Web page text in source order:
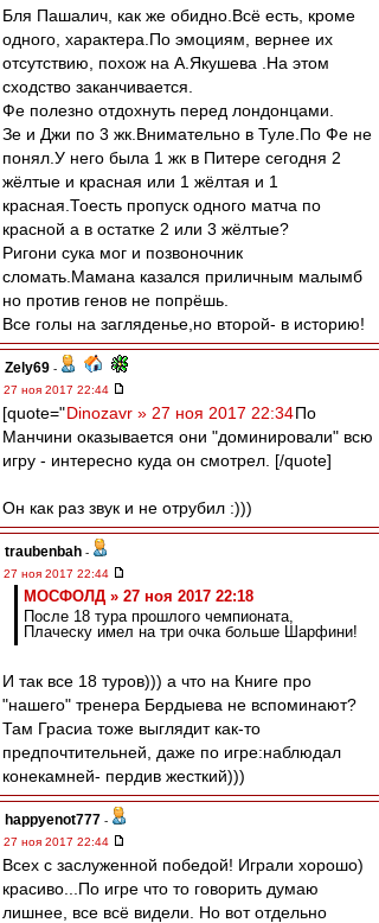
Бля Пашалич, как же обидно.Всё есть, кроме
одного, характера.По эмоциям, вернее их
отсутствию, похож на А.Якушева .На этом
сходство заканчивается.
Фе полезно отдохнуть перед лондонцами.
Зе и Джи по 3 жк.Внимательно в Туле.По Фе не
понял.У него была 1 жк в Питере сегодня 2
жёлтые и красная или 1 жёлтая и 1
красная.Тоесть пропуск одного матча по
красной а в остатке 2 или 3 жёлтые?
Ригони сука мог и позвоночник
сломать.Мамана казался приличным малымб
но против генов не попрёшь.
Все голы на загляденье,но второй- в историю!
Zely69 -
27 ноя 2017 22:44
[quote="Dinozavr » 27 ноя 2017 22:34По
Манчини оказывается они "доминировали" всю
игру - интересно куда он смотрел. [/quote]
Он как раз звук и не отрубил :)))
traubenbah -
27 ноя 2017 22:44
МОСФОЛД » 27 ноя 2017 22:18
После 18 тура прошлого чемпионата,
Плаческу имел на три очка больше Шарфини!
И так все 18 туров))) а что на Книге про
"нашего" тренера Бердыева не вспоминают?
Там Грасиа тоже выглядит как-то
предпочтительней, даже по игре:наблюдал
конекамней- пердив жесткий)))
happyenot777 -
27 ноя 2017 22:44
Всех с заслуженной победой! Играли хорошо)
красиво...По игре что то говорить думаю
лишнее, все всё видели. Но вот отдельно